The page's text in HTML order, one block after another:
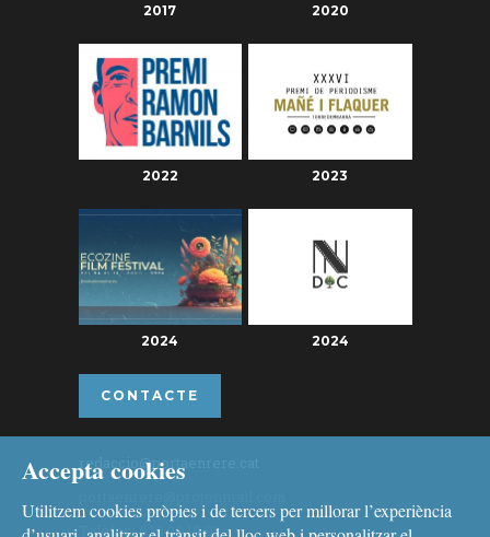
2017 2020
2022 2023
2024 2024
CONTACTE
redaccio@portaenrere.cat
Telèfon: 626 26 19 93
Accepta cookies
Utilitzem cookies pròpies i de tercers per millorar l’experiència